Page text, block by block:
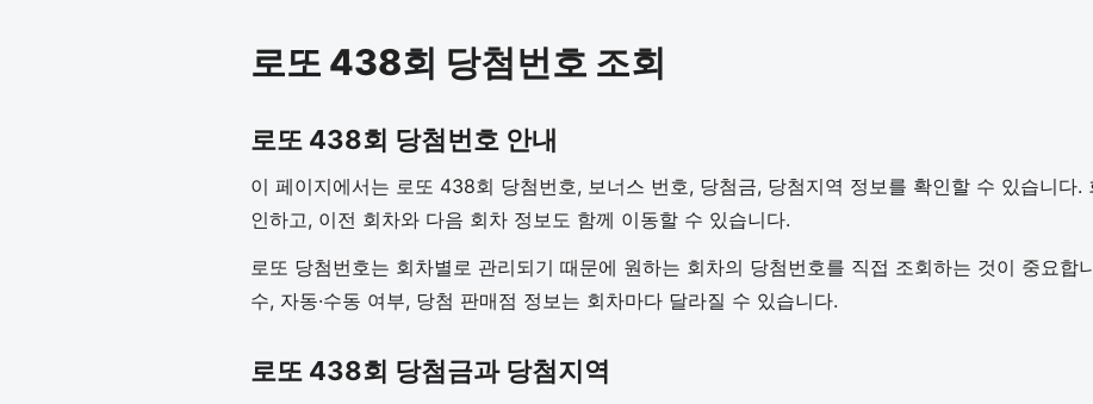
로또 438회 당첨번호 조회
로또 438회 당첨번호 안내
이 페이지에서는 로또 438회 당첨번호, 보너스 번호, 당첨금, 당첨지역 정보를 확인할 수 있습니다.
인하고, 이전 회차와 다음 회차 정보도 함께 이동할 수 있습니다.
로또 당첨번호는 회차별로 관리되기 때문에 원하는 회차의 당첨번호를 직접 조회하는 것이 중요합
수, 자동·수동 여부, 당첨 판매점 정보는 회차마다 달라질 수 있습니다.
로또 438회 당첨금과 당첨지역